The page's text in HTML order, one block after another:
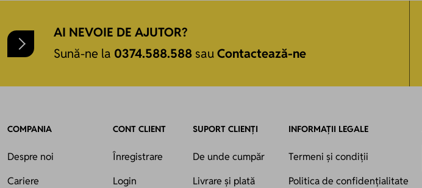
AI NEVOIE DE AJUTOR?
Sună-ne la 0374.588.588 sauContactează-ne
COMPANIA
Despre noi
Cariere
CONT CLIENT
Înregistrare
Login
SUPORT CLIENȚI
De unde cumpăr
Livrare și plată
INFORMAȚII LEGALE
Termeni și condiții
Politica de confidențialitate